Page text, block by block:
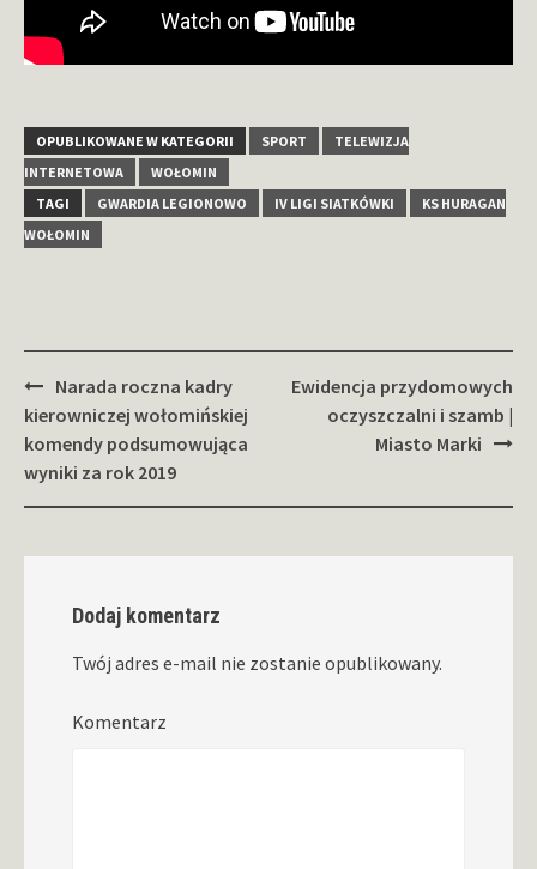
OPUBLIKOWANE W KATEGORII SPORT
TELEWIZJA
INTERNETOWA
WOŁOMIN
TAGI
GWARDIA LEGIONOWO IV LIGI SIATKÓWKI
KS HURAGAN
WOŁOMIN
Zobacz
wpisy
Narada roczna kadry
kierowniczej wołomińskiej
komendy podsumowująca
wyniki za rok 2019
Ewidencja przydomowych
oczyszczalni i szamb |
Miasto Marki
Dodaj komentarz
Twój adres e-mail nie zostanie opublikowany.
Komentarz